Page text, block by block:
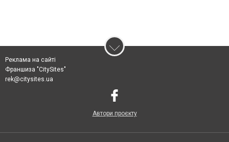
Реклама на сайті
Франшиза "CitySites"
rek@citysites.ua
Автори проєкту